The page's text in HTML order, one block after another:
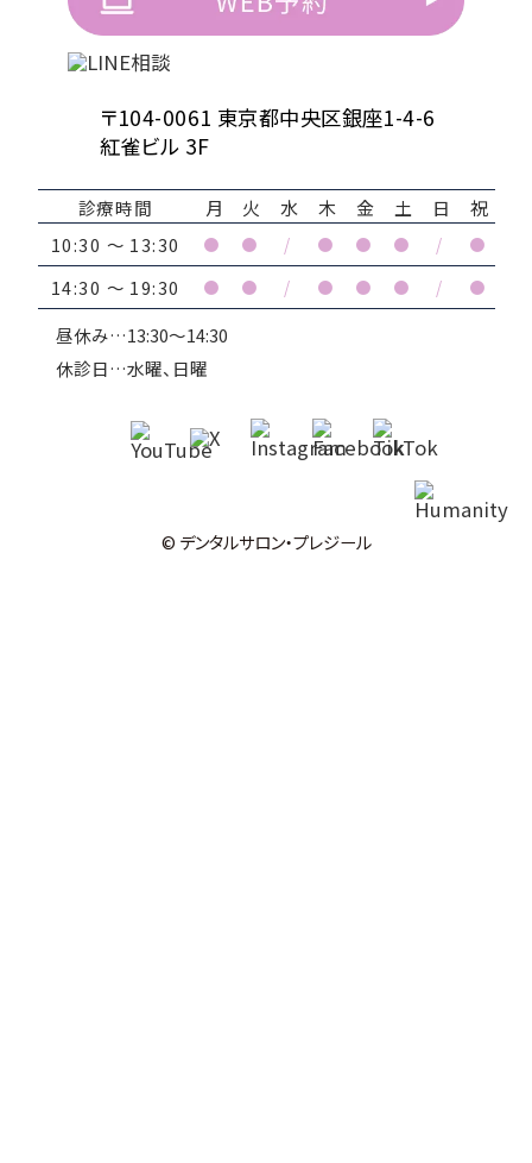
〒104-0061 東京都中央区銀座1-4-6
紅雀ビル 3F
診療時間 月 火 水 木 金 土 日
祝
10:30 ～ 13:30
● ● / ● ● ● / ●
14:30 ～ 19:30 ● ● / ● ● ● / ●
昼休み…13:30～14:30
休診日…水曜、日曜
© デンタルサロン・プレジール